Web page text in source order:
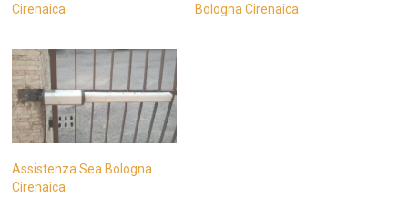
Cirenaica
Bologna Cirenaica
Assistenza Sea Bologna
Cirenaica